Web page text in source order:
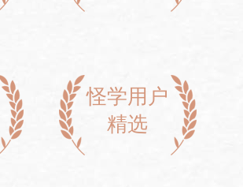
怪学用户
精选